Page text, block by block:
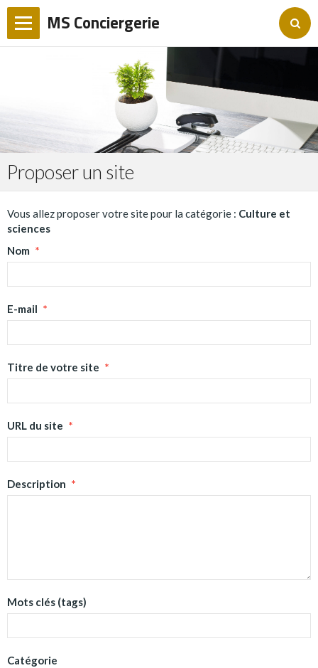
MS Conciergerie
Agenda culturel
Services Génifée
Services +
Services publiques
Nos tarifs
Proposer un site
Vous allez proposer votre site pour la catégorie : Culture et
sciences
Nom
E-mail
Titre de votre site
URL du site
Description
Mots clés (tags)
Catégorie